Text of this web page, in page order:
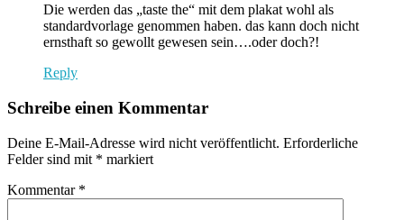
Die werden das „taste the“ mit dem plakat wohl als
standardvorlage genommen haben. das kann doch nicht
ernsthaft so gewollt gewesen sein….oder doch?!
Reply
Schreibe einen Kommentar
Deine E-Mail-Adresse wird nicht veröffentlicht. Erforderliche
Felder sind mit * markiert
Kommentar *